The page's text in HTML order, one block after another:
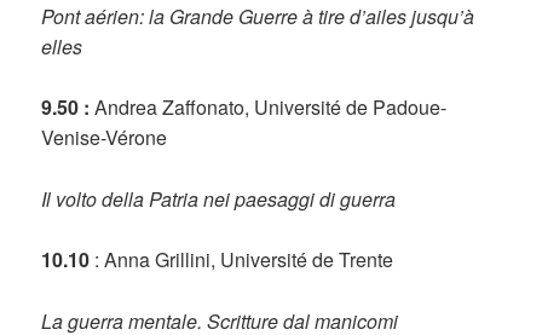
Pont aérien: la Grande Guerre à tire d’ailes jusqu’à
elles
9.50 : Andrea Zaffonato, Université de Padoue-
Venise-Vérone
Il volto della Patria nei paesaggi di guerra
10.10 : Anna Grillini, Université de Trente
La guerra mentale. Scritture dal manicomi